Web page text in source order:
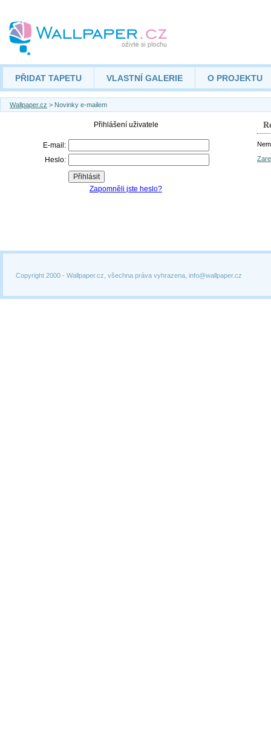
PŘIDAT TAPETU VLASTNÍ GALERIE O PROJEKTU
Wallpaper.cz > Novinky e-mailem
Copyright 2000 - Wallpaper.cz, všechna práva vyhrazena, info@wallpaper.cz